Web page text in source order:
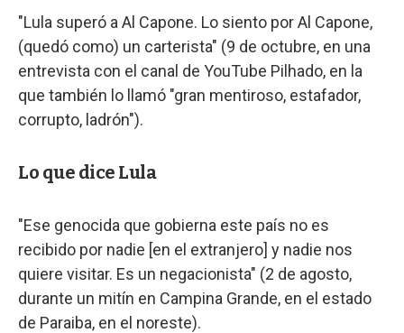
"Lula superó a Al Capone. Lo siento por Al Capone,
(quedó como) un carterista" (9 de octubre, en una
entrevista con el canal de YouTube Pilhado, en la
que también lo llamó "gran mentiroso, estafador,
corrupto, ladrón").
Lo que dice Lula
"Ese genocida que gobierna este país no es
recibido por nadie [en el extranjero] y nadie nos
quiere visitar. Es un negacionista" (2 de agosto,
durante un mitín en Campina Grande, en el estado
de Paraiba, en el noreste).